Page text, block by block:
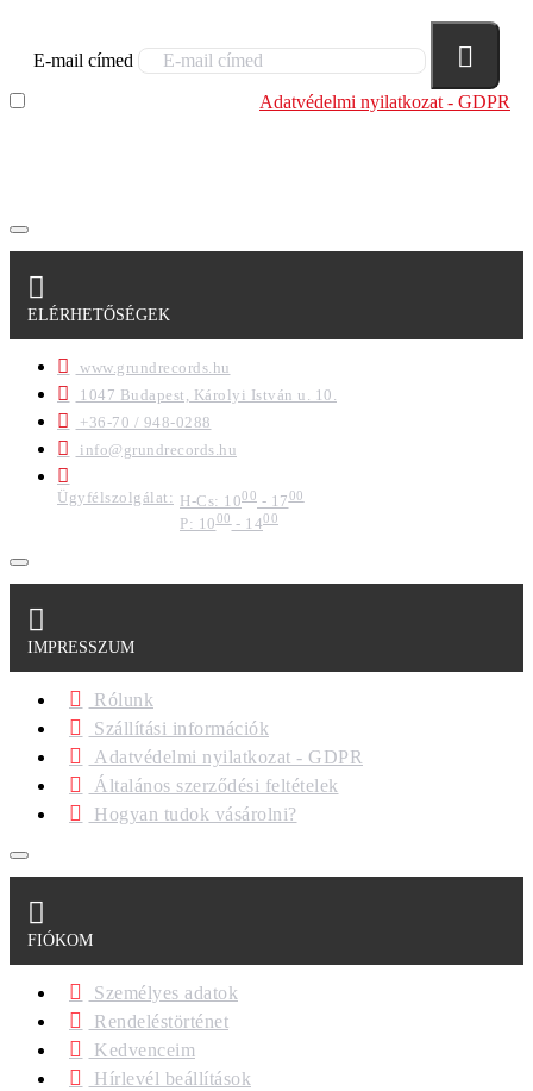
E-mail címed
Adatvédelmi nyilatkozat - GDPR
ELÉRHETŐSÉGEK
www.grundrecords.hu
1047 Budapest, Károlyi István u. 10.
+36-70 / 948-0288
info@grundrecords.hu
Ügyfélszolgálat: H-Cs: 1000 - 1700
P: 1000- 1400
IMPRESSZUM
Rólunk
Szállítási információk
Adatvédelmi nyilatkozat - GDPR
Általános szerződési feltételek
Hogyan tudok vásárolni?
FIÓKOM
Személyes adatok
Rendeléstörténet
Kedvenceim
Hírlevél beállítások